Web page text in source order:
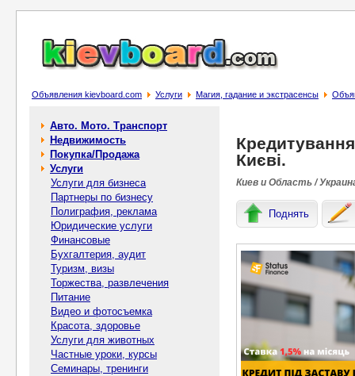
Объявления kievboard.com Услуги Магия, гадание и экстрасенсы
Авто. Мото. Транспорт
Недвижимость
Покупка/Продажа
Услуги
Услуги для бизнеса
Партнеры по бизнесу
Полиграфия, реклама
Юридические услуги
Финансовые
Бухгалтерия, аудит
Туризм, визы
Торжества, развлечения
Питание
Видео и фотосъемка
Красота, здоровье
Услуги для животных
Частные уроки, курсы
Семинары, тренинги
Києві.
Киев и Область /
Поднять